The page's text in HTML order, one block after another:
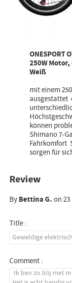
ONESPORT
250W
Weiß
mit einem
ausgestattet
können
Shimano 7-
Fahrkomfort
sorgen für
Review
ByBettina G.on 23
Title :
Comment :